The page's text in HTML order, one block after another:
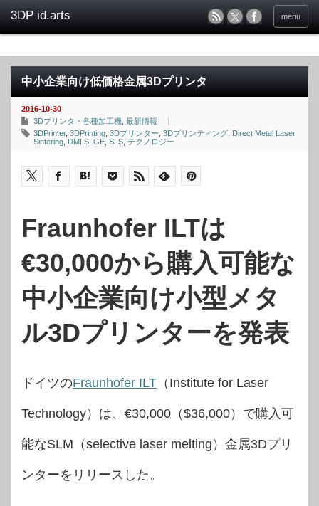
menu
中小企業向け低価格金属3Dプリンタ
2016-10-30
3Dプリンタ・各種加工機 最新情報
3DPrinter, 3DPrinting 3Dプリンター 3Dプリンティング Direct Metal Laser
Sintering DMLS GE SLS テクノロジー
Fraunhofer ILTは
€30,000から購入可能な
中小企業向け小型メタ
ル3Dプリンターを発表
ドイツのFraunhofer ILT （Institute for Laser
Technology）は、€30,000（$36,000）で購入可
能なSLM（selective laser melting）金属3Dプリ
ンターをリリースした。